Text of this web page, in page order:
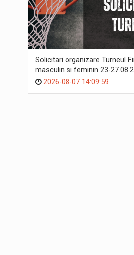
Solicitari organizare Turneul
masculin si feminin 23-
2026-08-07 14:09:59